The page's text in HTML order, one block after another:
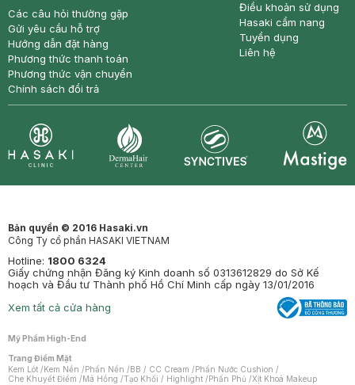
Các câu hỏi thường gặp
Gửi yêu cầu hỗ trợ
Hướng dẫn đặt hàng
Phương thức thanh toán
Phương thức vận chuyển
Chính sách đổi trả
Điều khoản sử dụng
Hasaki cẩm nang
Tuyển dụng
Liên hệ
Bản quyền © 2016 Hasaki.vn
Công Ty cổ phần HASAKI VIETNAM
Hotline: 1800 6324
Giấy chứng nhận Đăng ký Kinh doanh số 0313612829 do Sở Kế
hoạch và Đầu tư Thành phố Hồ Chí Minh cấp ngày 13/01/2016
Xem tất cả cửa hàng
Mỹ Phẩm High-End
Trang Điểm Mặt
Kem Lót /Kem Nền /Phấn Nền /BB / CC Cream /Phấn Nước Cushion /
Che Khuyết Điểm /Má Hồng /Tạo Khối / Highlight /Phấn Phủ /Xịt Khoá Makeup